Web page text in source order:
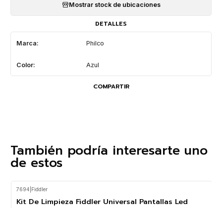
Mostrar stock de ubicaciones
DETALLES
Marca: Philco
Color: Azul
COMPARTIR
También podría interesarte uno
de estos
7694 Fiddler
Kit De Limpieza Fiddler Universal Pantallas Led